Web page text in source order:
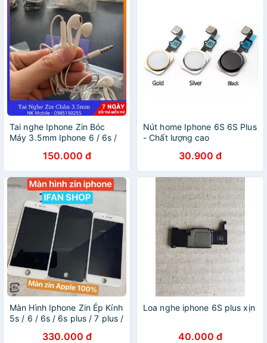
Tai nghe Iphone Zin Bóc
Máy 3.5mm Iphone 6 / 6s /
150.000 đ
Nút home Iphone 6S 6S Plus
- Chất lượng cao
30.900 đ
Màn Hình Iphone Zin Ép Kính
5s / 6 / 6s / 6s plus / 7 plus /
330.000 đ
Loa nghe iphone 6S plus xịn
40.000 đ